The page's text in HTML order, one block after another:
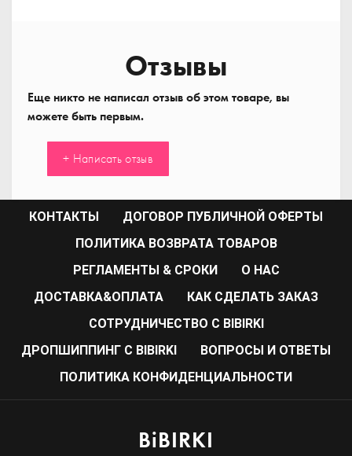
Отзывы
Еще никто не написал отзыв об этом товаре, вы
можете быть первым.
+ Написать отзыв
КОНТАКТЫ
ДОГОВОР ПУБЛИЧНОЙ ОФЕРТЫ
ПОЛИТИКА ВОЗВРАТА ТОВАРОВ
РЕГЛАМЕНТЫ & СРОКИ
О НАС
ДОСТАВКА&ОПЛАТА
КАК СДЕЛАТЬ ЗАКАЗ
CОТРУДНИЧЕСТВО С BIBIRKI
ДРОПШИППИНГ С BIBIRKI
ВОПРОСЫ И ОТВЕТЫ
ПОЛИТИКА КОНФИДЕНЦИАЛЬНОСТИ
BiBIRKI